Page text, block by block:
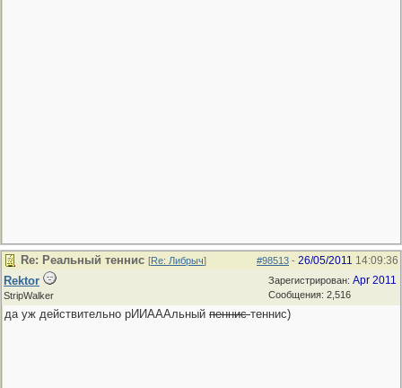
#98513 - 26/05/2011 14:09:36
Re: Реальный теннис [Re: Либрыч]
Зарегистрирован: Apr 2011
Сообщения: 2,516
Rektor
StripWalker
да уж действительно рИИАААльный пеннистеннис)